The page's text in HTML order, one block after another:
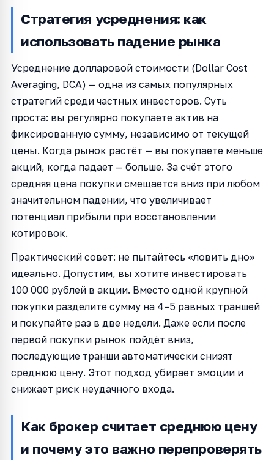
Стратегия усреднения: как
использовать падение рынка
Усреднение долларовой стоимости (Dollar Cost
Averaging, DCA) — одна из самых популярных
стратегий среди частных инвесторов. Суть
проста: вы регулярно покупаете актив на
фиксированную сумму, независимо от текущей
цены. Когда рынок растёт — вы покупаете меньше
акций, когда падает — больше. За счёт этого
средняя цена покупки смещается вниз при любом
значительном падении, что увеличивает
потенциал прибыли при восстановлении
котировок.
Практический совет: не пытайтесь «ловить дно»
идеально. Допустим, вы хотите инвестировать
100 000 рублей в акции. Вместо одной крупной
покупки разделите сумму на 4–5 равных траншей
и покупайте раз в две недели. Даже если после
первой покупки рынок пойдёт вниз,
последующие транши автоматически снизят
среднюю цену. Этот подход убирает эмоции и
снижает риск неудачного входа.
Как брокер считает среднюю цену
и почему это важно перепроверять